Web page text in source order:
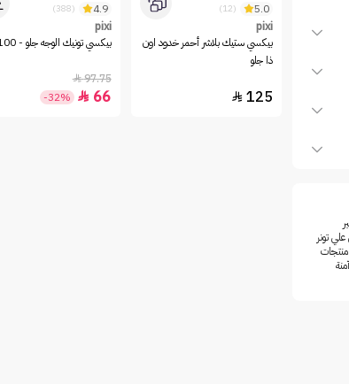
تونر
5.0
(12)
pixi
بيكسي ستيك بلاشر أحمر خدود اون
ذا جلو
125

4.9
(388)
pixi
بيكسي تونيك الوجه جلو - 100مل
97.75

66

-32%